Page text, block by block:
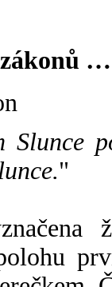
…
Slunce
"